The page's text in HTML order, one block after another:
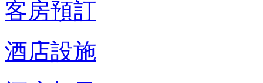
客房預訂
酒店設施